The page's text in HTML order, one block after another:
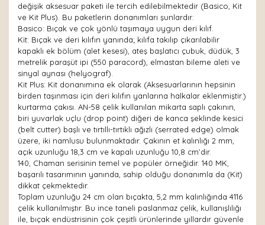
değişik aksesuar paketi ile tercih edilebilmektedir (Basico, Kit
ve Kit Plus). Bu paketlerin donanımları şunlardır:
Basico: Bıçak ve çok yönlü taşımaya uygun deri kılıf.
Kit: Bıçak ve deri kılıfın yanında; kılıfa takılıp çıkarılabilir
kapaklı ek bölüm (alet kesesi), ateş başlatıcı çubuk, düdük, 3
metrelik paraşüt ipi (550 paracord), elmastan bileme aleti ve
sinyal aynası (helyograf).
Kit Plus: Kit donanımına ek olarak (Aksesuarlarının hepsinin
birden taşınması için deri kılıfın yanlarına halkalar eklenmiştir.)
kurtarma çakısı. AN-58 çelik kullanılan mikarta saplı çakının,
biri yuvarlak uçlu (drop point) diğeri de kanca şeklinde kesici
(belt cutter) başlı ve tırtıllı-tırtıklı ağızlı (serrated edge) olmak
üzere, iki namlusu bulunmaktadır. Çakının et kalınlığı 2 mm,
açık uzunluğu 18,3 cm ve kapalı uzunluğu 10,8 cm’dir.
140, Chaman serisinin temel ve popüler örneğidir. 140 MK,
başarılı tasarımının yanında, sahip olduğu donanımla da (Kit)
dikkat çekmektedir.
Toplam uzunluğu 24 cm olan bıçakta, 5,2 mm kalınlığında 4116
çelik kullanılmıştır. Bu ince taneli paslanmaz çelik, kullanışlılığı
ile, bıçak endüstrisinin çok çeşitli ürünlerinde yıllardır güvenle